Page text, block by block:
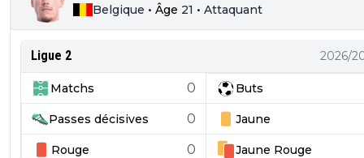
Belgique • Âge 21 • Attaquant
Ligue 2 2026/
Matchs 0 Buts
Passes décisives 0 Jaune
Rouge 0 Jaune Rouge